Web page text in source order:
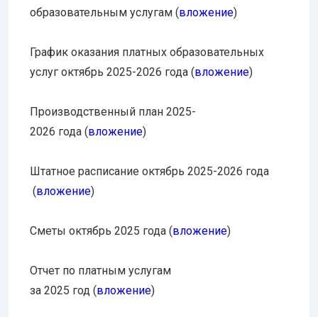
образовательным услугам (вложение)
График оказания платных образовательных
услуг октябрь 2025-2026 года (вложение)
Производственный план 2025-
2026 года (вложение)
Штатное расписание октябрь 2025-2026 года
(вложение)
Сметы октябрь 2025 года (вложение)
Отчет по платным услугам
за 2025 год (вложение)